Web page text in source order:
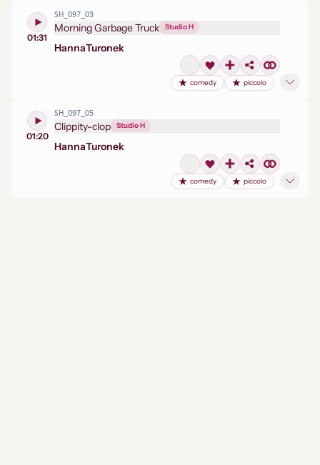
01:31
SH_097_03
Morning Garbage Truck Studio H
HannaTuronek
comedy piccolo
01:20
SH_097_05
Clippity-clop Studio H
HannaTuronek
comedy piccolo